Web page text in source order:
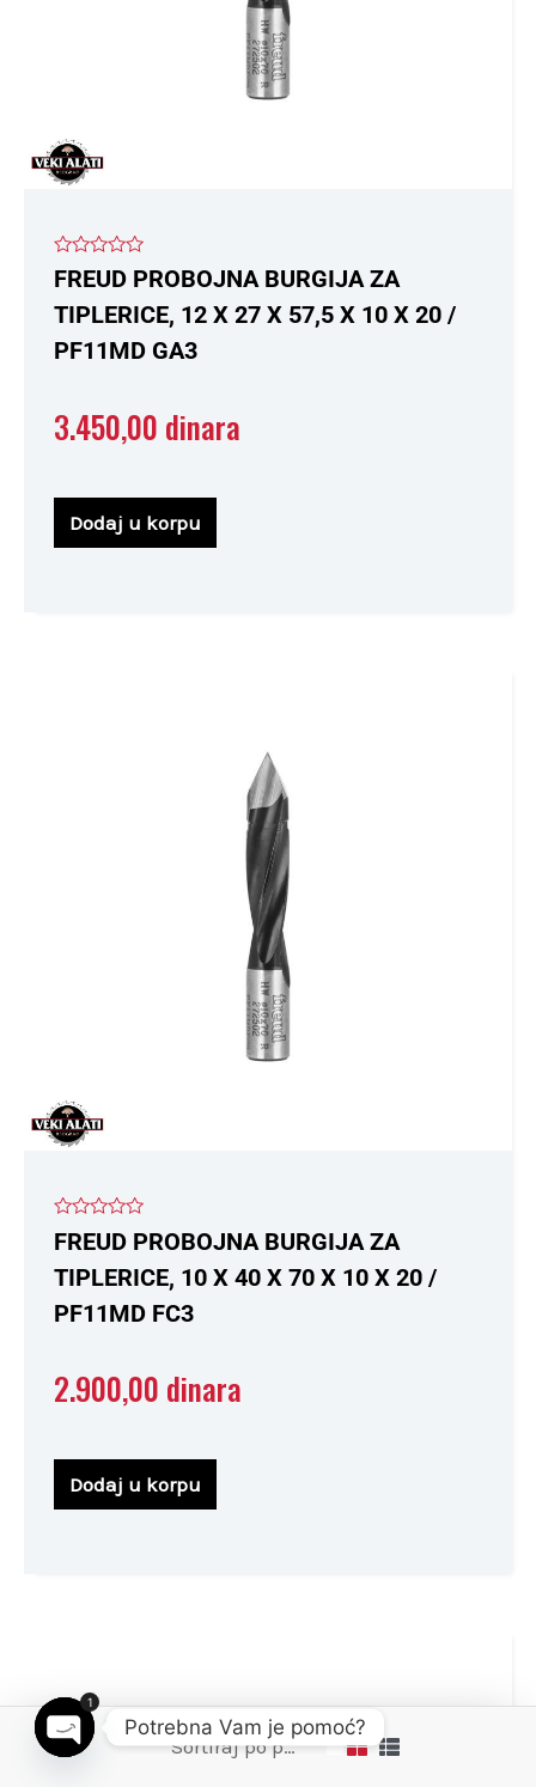
Ocenjeno
sa
0
od
FREUD PROBOJNA BURGIJA ZA
TIPLERICE, 12 X 27 X 57,5 X 10 X 20 /
PF11MD GA3
3.450,00 dinara
Dodaj u korpu
Ocenjeno
sa
FREUD PROBOJNA BURGIJA ZA
TIPLERICE, 10 X 40 X 70 X 10 X 20 /
PF11MD FC3
2.900,00 dinara
Dodaj u korpu
Potrebna Vam je pomoć?
1